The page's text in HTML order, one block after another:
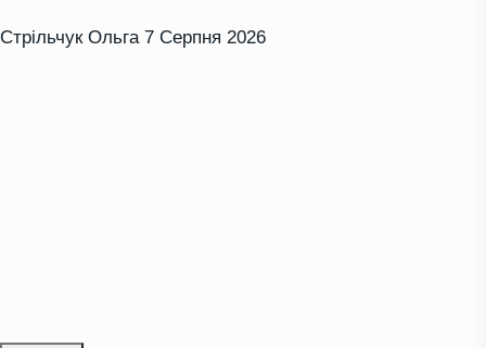
Стрільчук Ольга 7 Серпня 2026